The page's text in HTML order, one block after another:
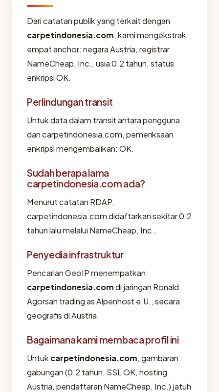
Dari catatan publik yang terkait dengan
carpetindonesia.com, kami mengekstrak
empat anchor: negara Austria, registrar
NameCheap, Inc., usia 0.2 tahun, status
enkripsi OK.
Perlindungan transit
Untuk data dalam transit antara pengguna
dan carpetindonesia.com, pemeriksaan
enkripsi mengembalikan: OK.
Sudah berapa lama
carpetindonesia.com ada?
Menurut catatan RDAP,
carpetindonesia.com didaftarkan sekitar 0.2
tahun lalu melalui NameCheap, Inc..
Penyedia infrastruktur
Pencarian GeoIP menempatkan
carpetindonesia.comdi jaringan Ronald
Agorsah trading as Alpenhost e.U., secara
geografis di Austria.
Bagaimana kami membaca profil ini
Untuk carpetindonesia.com, gambaran
gabungan (0.2 tahun, SSL OK, hosting
Austria, pendaftaran NameCheap, Inc.) jatuh